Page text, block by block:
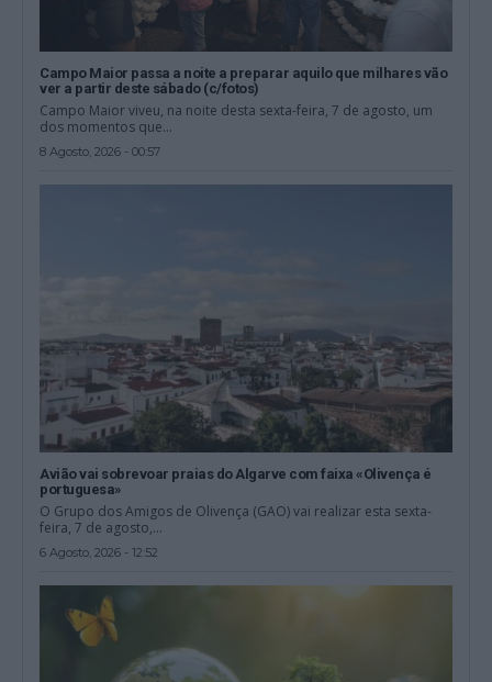
Campo Maior passa a noite a preparar aquilo que milhares vão
ver a partir deste sábado (c/fotos)
Campo Maior viveu, na noite desta sexta-feira, 7 de agosto, um
dos momentos que...
8 Agosto, 2026 - 00:57
Avião vai sobrevoar praias do Algarve com faixa «Olivença é
portuguesa»
O Grupo dos Amigos de Olivença (GAO) vai realizar esta sexta-
feira, 7 de agosto,...
6 Agosto, 2026 - 12:52